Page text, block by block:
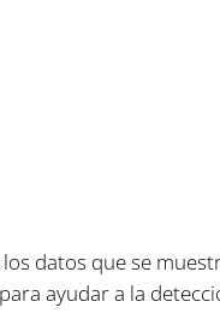
datos que se
ayudar a la